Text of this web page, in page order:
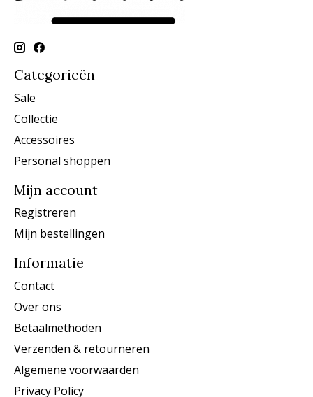
Categorieën
Sale
Collectie
Accessoires
Personal shoppen
Mijn account
Registreren
Mijn bestellingen
Informatie
Contact
Over ons
Betaalmethoden
Verzenden & retourneren
Algemene voorwaarden
Privacy Policy